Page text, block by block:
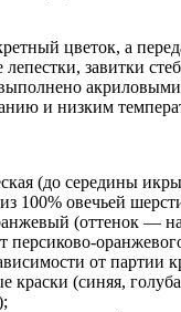
цветок, а
завитки
акриловыми
и низким
(до середины
100% овечьей
(оттенок —
персиково-
от партии
краски (синяя,